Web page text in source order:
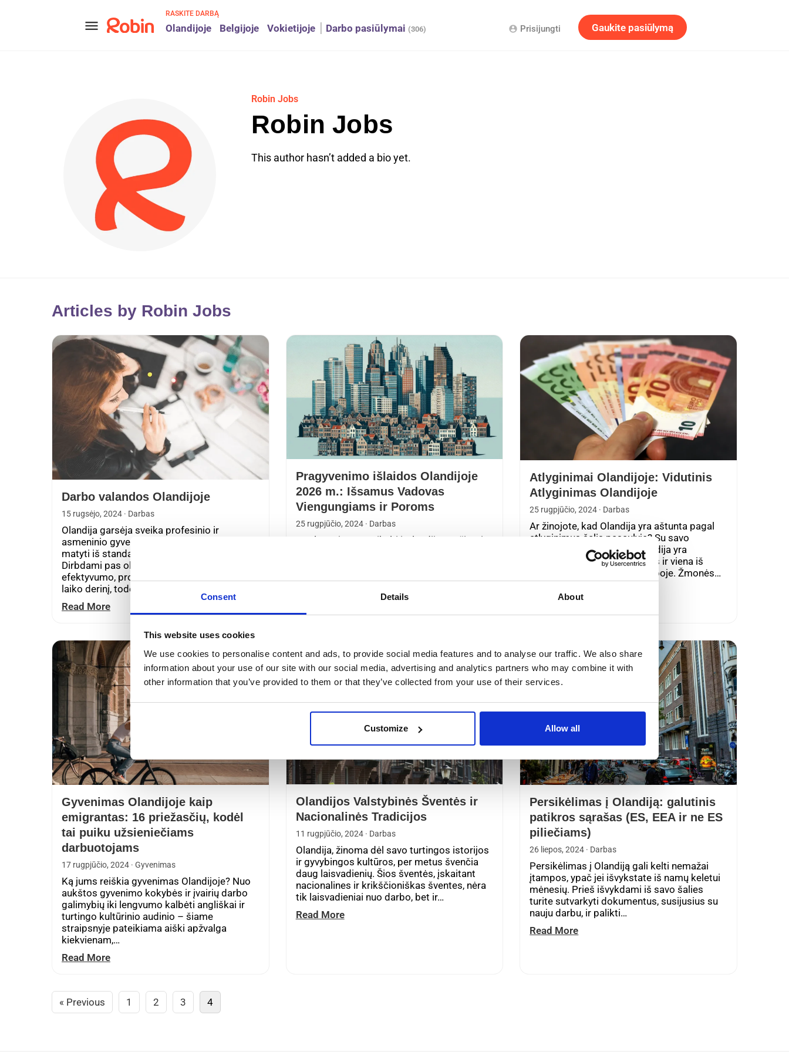
Consent Details About
This website uses cookies
We use cookies to personalise content and ads, to provide social media features and to analyse our traffic. We also share
information about your use of our site with our social media, advertising and analytics partners who may combine it with
other information that you’ve provided to them or that they’ve collected from your use of their services.
Customize Allow all
menu
RASKITE DARBĄ
Olandijoje Belgijoje Vokietijoje Darbo pasiūlymai (306) Gaukite pasiūlymą
account_circle Prisijungti
Robin Jobs
Robin Jobs
This author hasn’t added a bio yet.
Articles by Robin Jobs
Darbo valandos Olandijoje
15 rugsėjo, 2024 · Darbas
Olandija garsėja sveika profesinio ir
asmeninio gyvenimo pusiausvyra, ir tai
matyti iš standartinių darbo valandų.
Dirbdami pas olandų darbdavį rasite gerą
efektyvumo, produktyvumo ir asmeninio
laiko derinį, todėl…
Read More
Pragyvenimo išlaidos Olandijoje
2026 m.: Išsamus Vadovas
Viengungiams ir Poroms
25 rugpjūčio, 2024· Darbas
Ar planuojate persikelti į Olandiją? Sužinoti
Atlyginimai Olandijoje: Vidutinis
Atlyginimas Olandijoje
25 rugpjūčio, 2024 · Darbas
Ar žinojote, kad Olandija yra aštunta pagal
atlyginimus šalis pasaulyje? Su savo
centrine vieta Europoje, Olandija yra
klestintis ekonominis centras ir viena iš
pagrindinių darbo vietų Europoje. Žmonės…
Read More
Gyvenimas Olandijoje kaip
emigrantas: 16 priežasčių, kodėl
tai puiku užsieniečiams
darbuotojams
17 rugpjūčio, 2024 · Gyvenimas
Ką jums reiškia gyvenimas Olandijoje? Nuo
aukštos gyvenimo kokybės ir įvairių darbo
galimybių iki lengvumo kalbėti angliškai ir
turtingo kultūrinio audinio – šiame
straipsnyje pateikiama aiški apžvalga
kiekvienam,…
Read More
Olandijos Valstybinės Šventės ir
Nacionalinės Tradicijos
11 rugpjūčio, 2024· Darbas
Olandija, žinoma dėl savo turtingos istorijos
ir gyvybingos kultūros, per metus švenčia
daug laisvadienių. Šios šventės, įskaitant
nacionalines ir krikščioniškas šventes, nėra
tik laisvadieniai nuo darbo, bet ir…
Read More
Persikėlimas į Olandiją: galutinis
patikros sąrašas (ES, EEA ir ne ES
piliečiams)
26 liepos, 2024 · Darbas
Persikėlimas į Olandiją gali kelti nemažai
įtampos, ypač jei išvykstate iš namų keletui
mėnesių. Prieš išvykdami iš savo šalies
turite sutvarkyti dokumentus, susijusius su
nauju darbu, ir palikti…
Read More
« Previous 1 2 3 4